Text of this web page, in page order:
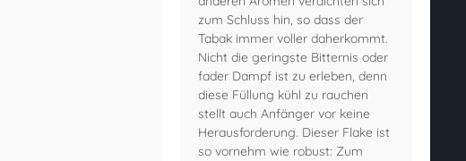
zum Schluss hin, so dass der
Tabak immer voller daherkommt.
Nicht die geringste Bitternis oder
fader Dampf ist zu erleben, denn
diese Füllung kühl zu rauchen
stellt auch Anfänger vor keine
Herausforderung. Dieser Flake ist
so vornehm wie robust: Zum